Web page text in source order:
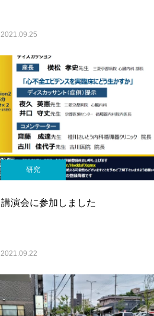
2021.09.25
研究
講演会に参加しました
2021.09.22